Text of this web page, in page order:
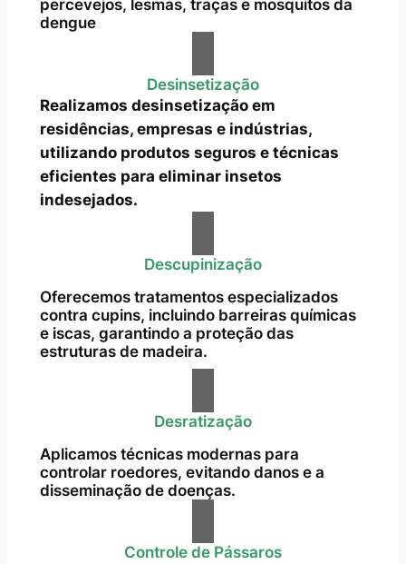
percevejos, lesmas, traças e mosquitos da
dengue
Desinsetização
Realizamos desinsetização em
residências, empresas e indústrias,
utilizando produtos seguros e técnicas
eficientes para eliminar insetos
indesejados.
Descupinização
Oferecemos tratamentos especializados
contra cupins, incluindo barreiras químicas
e iscas, garantindo a proteção das
estruturas de madeira.
Desratização
Aplicamos técnicas modernas para
controlar roedores, evitando danos e a
disseminação de doenças.
Controle de Pássaros